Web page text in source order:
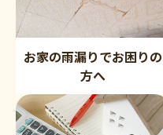
お家の雨漏りでお困りの
方へ